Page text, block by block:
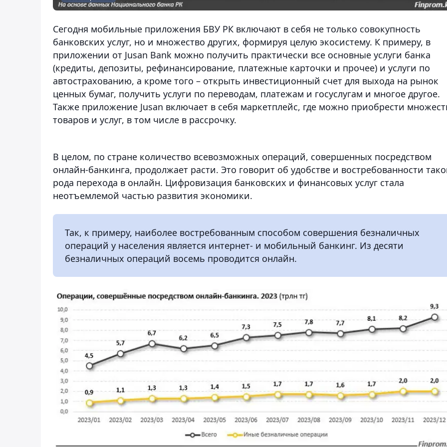
Сегодня мобильные приложения БВУ РК включают в себя не только совокупность
банковских услуг, но и множество других, формируя целую экосистему. К примеру, в
приложении от Jusan Bank можно получить практически все основные услуги банка
(кредиты, депозиты, рефинансирование, платежные карточки и прочее) и услуги по
автострахованию, а кроме того – открыть инвестиционный счет для выхода на рынок
ценных бумаг, получить услуги по переводам, платежам и госуслугам и многое другое.
Также приложение Jusan включает в себя маркетплейс, где можно приобрести
товаров и услуг, в том числе в рассрочку.
В целом, по стране количество всевозможных операций, совершенных посредством
онлайн-банкинга, продолжает расти. Это говорит об удобстве и востребованности
рода перехода в онлайн. Цифровизация банковских и финансовых услуг стала
неотъемлемой частью развития экономики.
Так, к примеру, наиболее востребованным способом совершения безналичных
операций у населения является интернет- и мобильный банкинг. Из десяти
безналичных операций восемь проводится онлайн.